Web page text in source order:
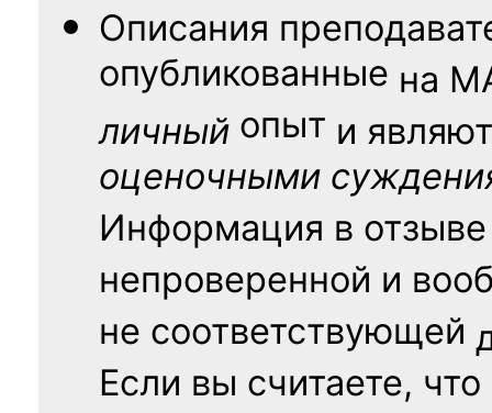
Описания
опубликованные на
личный опыт и
оценочными
Информация в
непроверенной и
не соответствующей
Если вы считаете, что